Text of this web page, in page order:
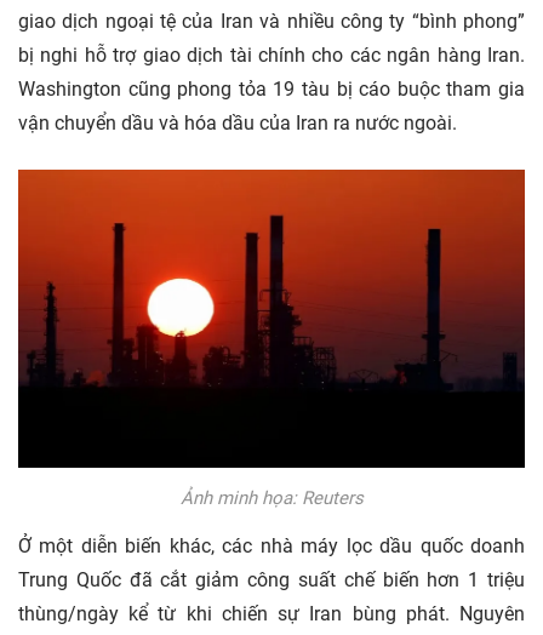
giao dịch ngoại tệ của Iran và nhiều công ty “bình phong”
bị nghi hỗ trợ giao dịch tài chính cho các ngân hàng Iran.
Washington cũng phong tỏa 19 tàu bị cáo buộc tham gia
vận chuyển dầu và hóa dầu của Iran ra nước ngoài.
Ảnh minh họa: Reuters
Ở một diễn biến khác, các nhà máy lọc dầu quốc doanh
Trung Quốc đã cắt giảm công suất chế biến hơn 1 triệu
thùng/ngày kể từ khi chiến sự Iran bùng phát. Nguyên